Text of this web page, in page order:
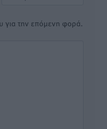
για την επόμενη φορά.